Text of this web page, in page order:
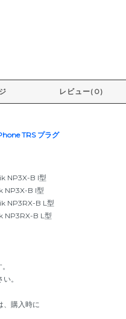
レビュー(0)
TRS プラグ
NP3X-B I型
NP3X-B I型
NP3RX-B L型
NP3RX-B L型
。
、購入時に